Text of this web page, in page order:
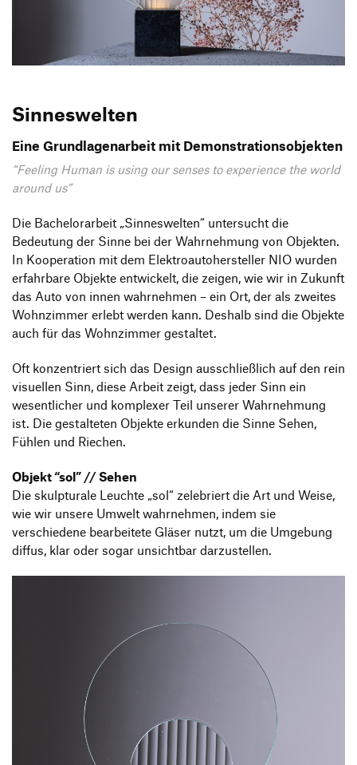
Transfer und Kooperation
Produktgestaltung B.A.
Strategische Gestaltung M.A.
Sinneswelten
Eine Grundlagenarbeit mit Demonstrationsobjekten
“Feeling Human is using our senses to experience the world
around us”
Die Bachelorarbeit „Sinneswelten“ untersucht die
Bedeutung der Sinne bei der Wahrnehmung von Objekten.
In Kooperation mit dem Elektroautohersteller NIO wurden
erfahrbare Objekte entwickelt, die zeigen, wie wir in Zukunft
das Auto von innen wahrnehmen – ein Ort, der als zweites
Wohnzimmer erlebt werden kann. Deshalb sind die Objekte
auch für das Wohnzimmer gestaltet.
Oft konzentriert sich das Design ausschließlich auf den rein
visuellen Sinn, diese Arbeit zeigt, dass jeder Sinn ein
wesentlicher und komplexer Teil unserer Wahrnehmung
ist. Die gestalteten Objekte erkunden die Sinne Sehen,
Fühlen und Riechen.
Objekt “sol” // Sehen
Die skulpturale Leuchte „sol“ zelebriert die Art und Weise,
wie wir unsere Umwelt wahrnehmen, indem sie
verschiedene bearbeitete Gläser nutzt, um die Umgebung
diffus, klar oder sogar unsichtbar darzustellen.